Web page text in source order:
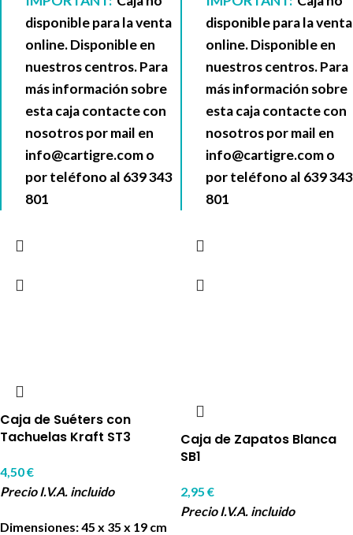
disponible para la venta
online. Disponible en
nuestros centros. Para
más información sobre
esta caja contacte con
nosotros por mail en
info@cartigre.como
por teléfono al 639 343
801
disponible para la venta
online. Disponible en
nuestros centros. Para
más información sobre
esta caja contacte con
nosotros por mail en
info@cartigre.como
por teléfono al 639 343
801
Caja de Suéters con
Tachuelas Kraft ST3
4,50€
Precio I.V.A. incluido
Dimensiones: 45 x 35 x 19 cm
Caja de Zapatos Blanca
SB1
2,95 €
Precio I.V.A. incluido